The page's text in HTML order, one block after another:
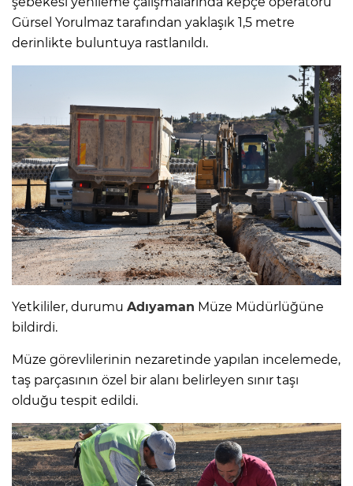
Gürsel Yorulmaz tarafından yaklaşık 1,5 metre
derinlikte buluntuya rastlanıldı.
Yetkililer, durumu Adıyaman Müze Müdürlüğüne
bildirdi.
Müze görevlilerinin nezaretinde yapılan incelemede,
taş parçasının özel bir alanı belirleyen sınır taşı
olduğu tespit edildi.